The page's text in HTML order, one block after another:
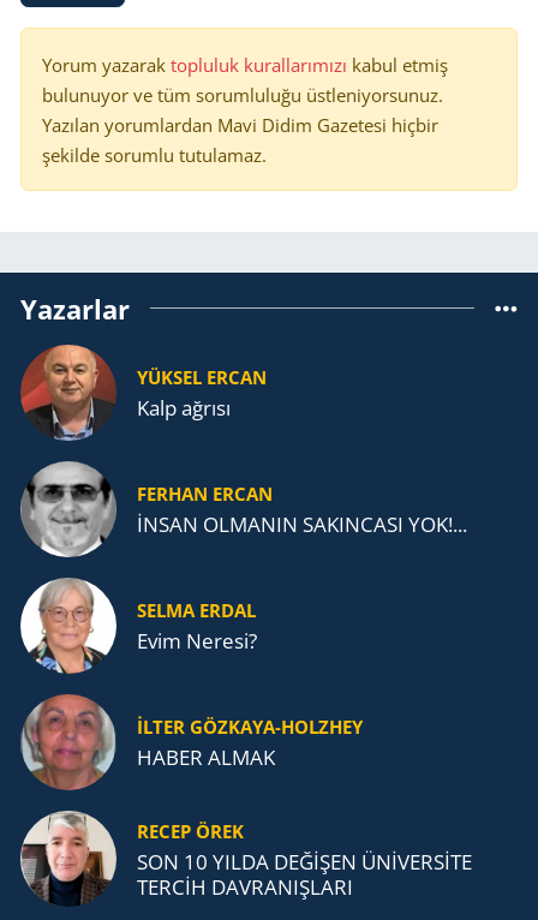
Yorum yazarak topluluk kurallarımızı kabul etmiş
bulunuyor ve tüm sorumluluğu üstleniyorsunuz.
Yazılan yorumlardan Mavi Didim Gazetesi hiçbir
şekilde sorumlu tutulamaz.
Yazarlar
YÜKSEL ERCAN
Kalp ağrısı
FERHAN ERCAN
İNSAN OLMANIN SAKINCASI YOK!...
SELMA ERDAL
Evim Neresi?
İLTER GÖZKAYA-HOLZHEY
HABER ALMAK
RECEP ÖREK
SON 10 YILDA DEĞİŞEN ÜNİVERSİTE
TERCİH DAVRANIŞLARI